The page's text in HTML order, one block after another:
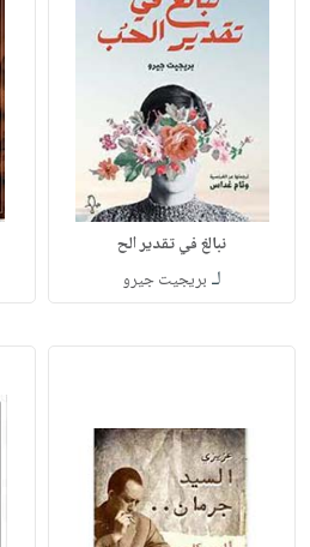
نبالغ في تقدير الح
لـ بريجيت جيرو